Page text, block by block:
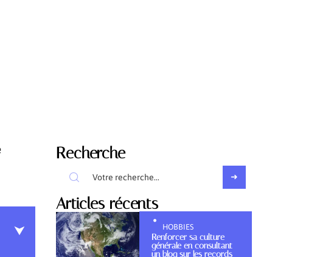
Recherche
Articles récents
HOBBIES
Renforcer sa culture
générale en consultant
un blog sur les records